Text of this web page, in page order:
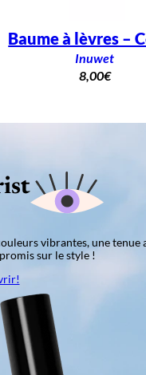
Baume à lèvres –
Inuwet
8,00€
vibrantes, une tenue
sur le style !